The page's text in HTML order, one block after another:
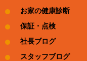
お家の健康診断
保証・点検
社長ブログ
スタッフブログ